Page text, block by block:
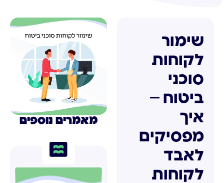
שימור
לקוחות
סוכני
ביטוח –
איך
מפסיקים
לאבד
לקוחות
מאמרים נוספים